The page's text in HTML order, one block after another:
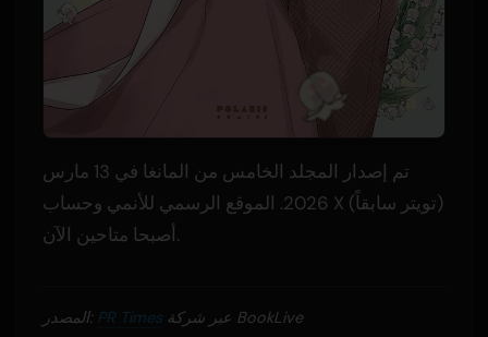
تم إصدار المجلد الخامس من المانغا في 13 مارس
2026. الموقع الرسمي للأنمي وحساب X (تويتر سابقاً)
أصبحا متاحين الآن.
المصدر: PR Times عبر شركة BookLive